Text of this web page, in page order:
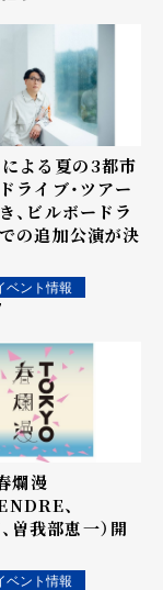
よる夏の3都市
ライブ・ツアー
、ビルボードラ
の追加公演が決
ベント情報
爛漫
、
我部恵一）開
ベント情報